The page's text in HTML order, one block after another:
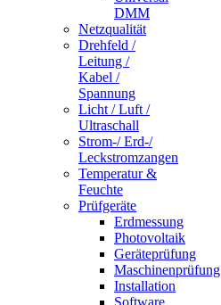
DMM
Netzqualität
Drehfeld /
Leitung /
Kabel /
Spannung
Licht / Luft /
Ultraschall
Strom-/ Erd-/
Leckstromzangen
Temperatur &
Feuchte
Prüfgeräte
Erdmessung
Photovoltaik
Geräteprüfung
Maschinenprüfung
Installation
Software